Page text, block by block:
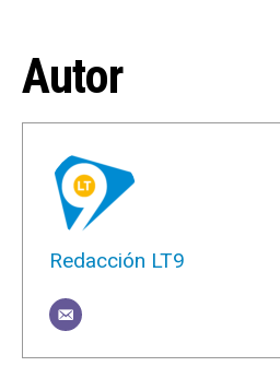
Autor
Redacción LT9